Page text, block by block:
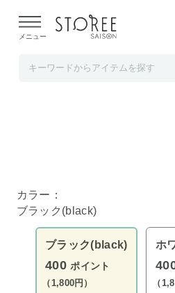
よる配送遅延が発生しております。
メニュー
tower シリコーン菜箸ト
カラー：
ブラック(black)
ブラック(black)
400 ポイント
（1,800円）
ホ
（